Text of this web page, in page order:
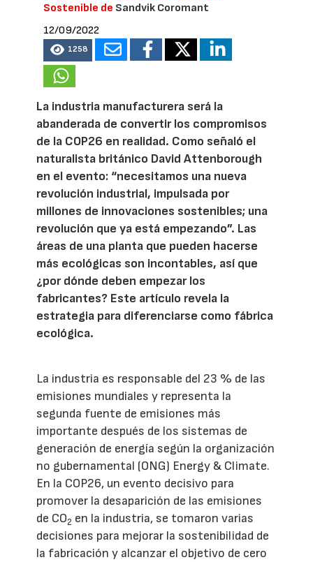
Sostenible de Sandvik Coromant
12/09/2022
1258
La industria manufacturera será la
abanderada de convertir los compromisos
de la COP26 en realidad. Como señaló el
naturalista británico David Attenborough
en el evento: “necesitamos una nueva
revolución industrial, impulsada por
millones de innovaciones sostenibles; una
revolución que ya está empezando”. Las
áreas de una planta que pueden hacerse
más ecológicas son incontables, así que
¿por dónde deben empezar los
fabricantes? Este artículo revela la
estrategia para diferenciarse como fábrica
ecológica.
La industria es responsable del 23 % de las
emisiones mundiales y representa la
segunda fuente de emisiones más
importante después de los sistemas de
generación de energía según la organización
no gubernamental (ONG) Energy & Climate.
En la COP26, un evento decisivo para
promover la desaparición de las emisiones
de CO2 en la industria, se tomaron varias
decisiones para mejorar la sostenibilidad de
la fabricación y alcanzar el objetivo de cero